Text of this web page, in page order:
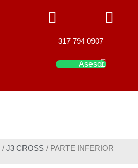
317 794 0907
Asesor
/ J3 CROSS / PARTE INFERIOR